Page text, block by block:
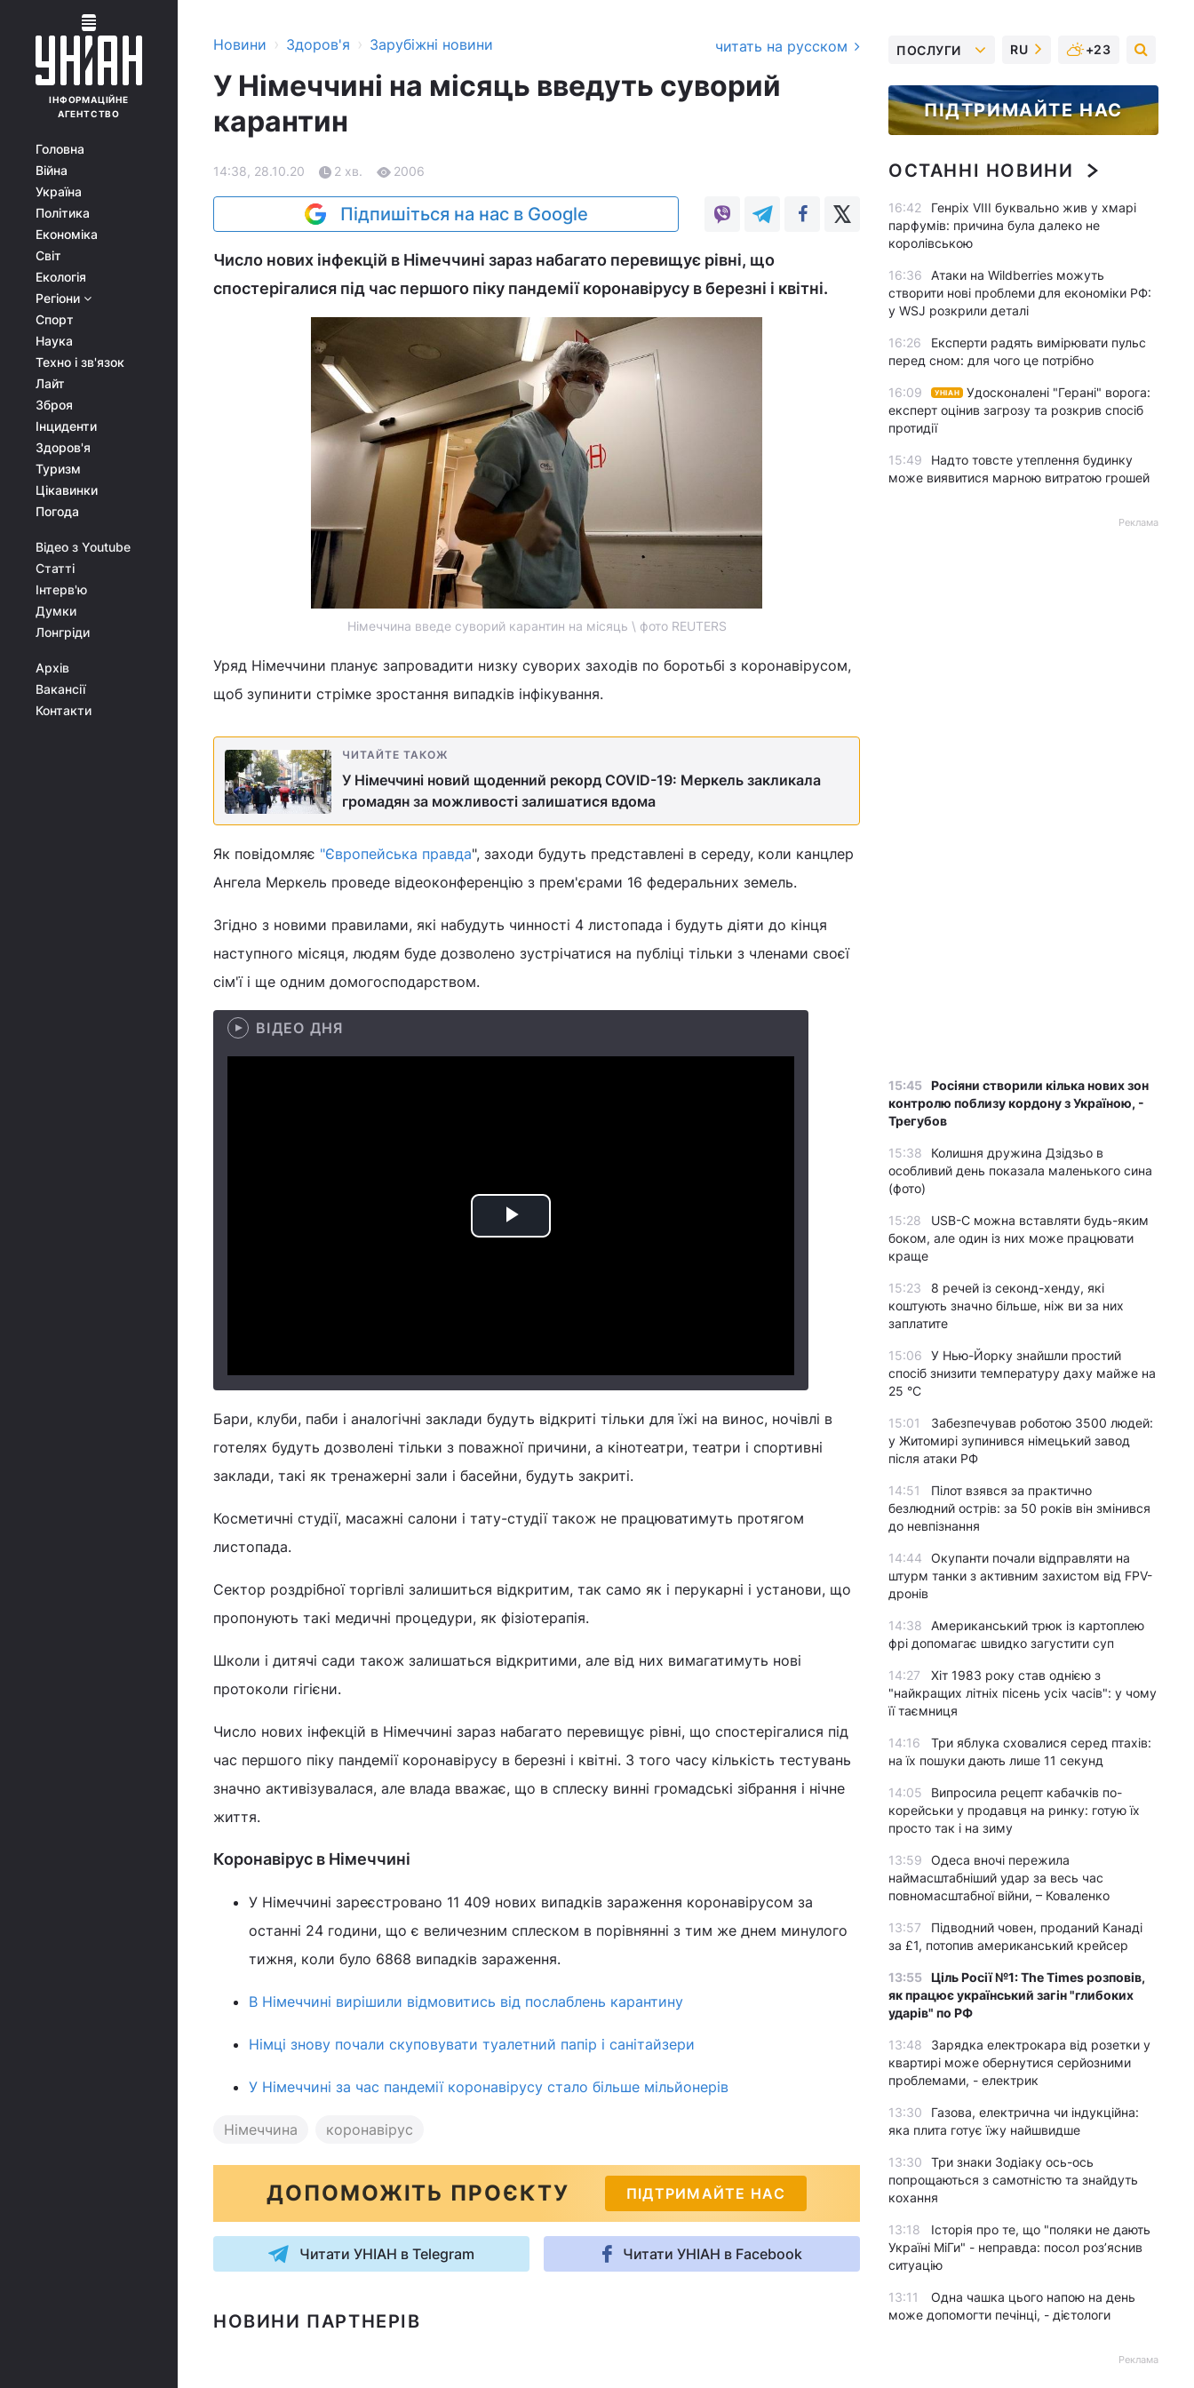
ІНФОРМАЦІЙНЕ
АГЕНТСТВО
Головна
Війна
Україна
Політика
Економіка
Світ
Екологія
Регіони
Спорт
Наука
Техно і зв'язок
Лайт
Зброя
Інциденти
Здоров'я
Туризм
Цікавинки
Погода
Відео з Youtube
Статті
Інтерв'ю
Думки
Лонгріди
Архів
Вакансії
Контакти
Новини › Здоров'я › Зарубіжні новини читать на русском
У Німеччині на місяць введуть суворий
карантин
14:38, 28.10.20 2 хв. 2006
Підпишіться на нас в Google
Число нових інфекцій в Німеччині зараз набагато перевищує рівні, що
спостерігалися під час першого піку пандемії коронавірусу в березні і квітні.
Німеччина введе суворий карантин на місяць \ фото REUTERS
Уряд Німеччини планує запровадити низку суворих заходів по боротьбі з коронавірусом,
щоб зупинити стрімке зростання випадків інфікування.
ЧИТАЙТЕ ТАКОЖ
У Німеччині новий щоденний рекорд COVID-19: Меркель закликала
громадян за можливості залишатися вдома
Як повідомляє "Європейська правда", заходи будуть представлені в середу, коли канцлер
Ангела Меркель проведе відеоконференцію з прем'єрами 16 федеральних земель.
Згідно з новими правилами, які набудуть чинності 4 листопада і будуть діяти до кінця
наступного місяця, людям буде дозволено зустрічатися на публіці тільки з членами своєї
сім'ї і ще одним домогосподарством.
ВІДЕО ДНЯ
Play
Бари, клуби, паби і аналогічні заклади будуть відкриті тільки для їжі на винос, ночівлі в
готелях будуть дозволені тільки з поважної причини, а кінотеатри, театри і спортивні
заклади, такі як тренажерні зали і басейни, будуть закриті.
Косметичні студії, масажні салони і тату-студії також не працюватимуть протягом
листопада.
Сектор роздрібної торгівлі залишиться відкритим, так само як і перукарні і установи, що
пропонують такі медичні процедури, як фізіотерапія.
Школи і дитячі сади також залишаться відкритими, але від них вимагатимуть нові
протоколи гігієни.
Число нових інфекцій в Німеччині зараз набагато перевищує рівні, що спостерігалися під
час першого піку пандемії коронавірусу в березні і квітні. З того часу кількість тестувань
значно активізувалася, але влада вважає, що в сплеску винні громадські зібрання і нічне
життя.
Коронавірус в Німеччині
У Німеччині зареєстровано 11 409 нових випадків зараження коронавірусом за
останні 24 години, що є величезним сплеском в порівнянні з тим же днем ​​минулого
тижня, коли було 6868 випадків зараження.
В Німеччині вирішили відмовитись від послаблень карантину
Німці знову почали скуповувати туалетний папір і санітайзери
У Німеччині за час пандемії коронавірусу стало більше мільйонерів
Німеччина коронавірус
ДОПОМОЖІТЬ ПРОЄКТУ ПІДТРИМАЙТЕ НАС
Читати УНІАН в Telegram Читати УНІАН в Facebook
НОВИНИ ПАРТНЕРІВ
ПОСЛУГИ RU +23
ПІДТРИМАЙТЕ НАС
ОСТАННІ НОВИНИ
16:42
Генріх VIII буквально жив у хмарі
парфумів: причина була далеко не
королівською
16:36
Атаки на Wildberries можуть
створити нові проблеми для економіки РФ:
у WSJ розкрили деталі
16:26
Експерти радять вимірювати пульс
перед сном: для чого це потрібно
16:09 УНІАН
Удосконалені "Герані" ворога:
експерт оцінив загрозу та розкрив спосіб
протидії
15:49
Надто товсте утеплення будинку
може виявитися марною витратою грошей
Реклама
15:45 Росіяни створили кілька нових зон
контролю поблизу кордону з Україною, -
Трегубов
15:38
Колишня дружина Дзідзьо в
особливий день показала маленького сина
(фото)
15:28
USB-C можна вставляти будь-яким
боком, але один із них може працювати
краще
15:23
8 речей із секонд-хенду, які
коштують значно більше, ніж ви за них
заплатите
15:06
У Нью-Йорку знайшли простий
спосіб знизити температуру даху майже на
25 °C
15:01
Забезпечував роботою 3500 людей:
у Житомирі зупинився німецький завод
після атаки РФ
14:51
Пілот взявся за практично
безлюдний острів: за 50 років він змінився
до невпізнання
14:44
Окупанти почали відправляти на
штурм танки з активним захистом від FPV-
дронів
14:38
Американський трюк із картоплею
фрі допомагає швидко загустити суп
14:27
Хіт 1983 року став однією з
"найкращих літніх пісень усіх часів": у чому
її таємниця
14:16
Три яблука сховалися серед птахів:
на їх пошуки дають лише 11 секунд
14:05
Випросила рецепт кабачків по-
корейськи у продавця на ринку: готую їх
просто так і на зиму
13:59
Одеса вночі пережила
наймасштабніший удар за весь час
повномасштабної війни, – Коваленко
13:57
Підводний човен, проданий Канаді
за £1, потопив американський крейсер
13:55 Ціль Росії №1: The Times розповів,
як працює український загін "глибоких
ударів" по РФ
13:48
Зарядка електрокара від розетки у
квартирі може обернутися серйозними
проблемами, - електрик
13:30
Газова, електрична чи індукційна:
яка плита готує їжу найшвидше
13:30
Три знаки Зодіаку ось-ось
попрощаються з самотністю та знайдуть
кохання
13:18
Історія про те, що "поляки не дають
Україні МіГи" - неправда: посол роз’яснив
ситуацію
13:11
Одна чашка цього напою на день
може допомогти печінці, - дієтологи
Реклама